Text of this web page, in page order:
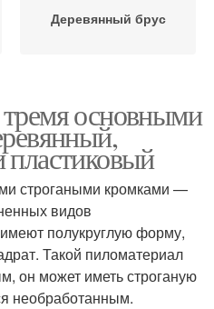
Деревянный брус
основными
пластиковый
строгаными кромками —
видов
полукруглую форму,
Такой пиломатериал
он может иметь строганую
необработанным.